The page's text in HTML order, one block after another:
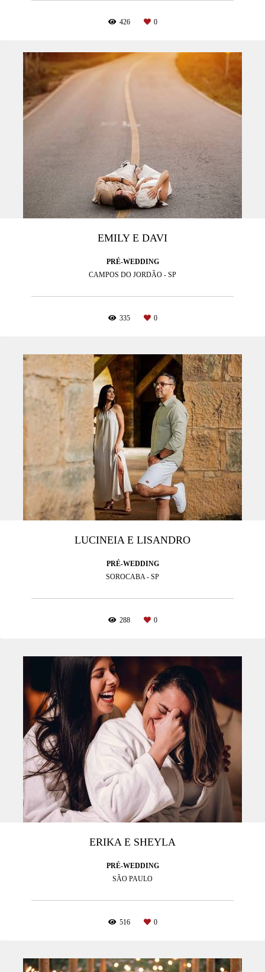
426 0
EMILY E DAVI
PRÉ-WEDDING
CAMPOS DO JORDÃO - SP
335 0
LUCINEIA E LISANDRO
PRÉ-WEDDING
SOROCABA - SP
288 0
ERIKA E SHEYLA
PRÉ-WEDDING
SÃO PAULO
516 0